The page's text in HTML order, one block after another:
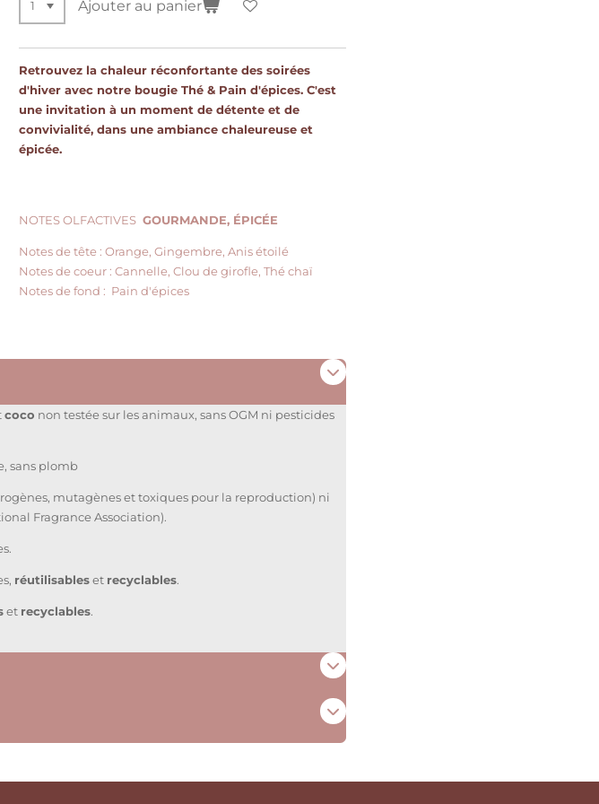
Ajouter au panier
Retrouvez la chaleur réconfortante des soirées
d'hiver avec notre bougie Thé & Pain d'épices. C'est
une invitation à un moment de détente et de
convivialité, dans une ambiance chaleureuse et
épicée.
NOTES OLFACTIVES GOURMANDE, ÉPICÉE
Notes de tête : Orange, Gingembre, Anis étoilé
Notes de coeur : Cannelle, Clou de girofle, Thé chaï
Notes de fond : Pain d'épices
coco non testée sur les animaux, sans OGM ni pesticides
sans plomb
mutagènes et toxiques pour la reproduction) ni
Fragrance Association).
réutilisableset recyclables.
et recyclables.